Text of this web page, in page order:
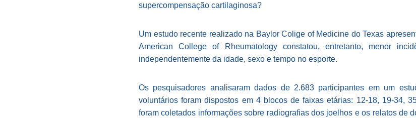
supercompensação cartilaginosa?
Um estudo recente realizado na Baylor Colige of Medicine do Texas
American College of Rheumatology constatou, entretanto, menor
independentemente da idade, sexo e tempo no esporte.
Os pesquisadores analisaram dados de 2.683 participantes em um
voluntários foram dispostos em 4 blocos de faixas etárias: 12-18, 19-34,
foram coletados informações sobre radiografias dos joelhos e os relatos de